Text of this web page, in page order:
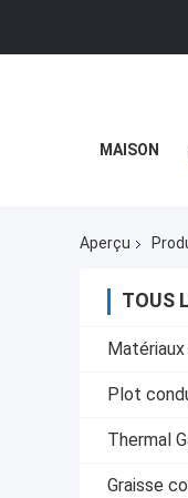
MAISON
Aperçu
TOUS
Plot
Thermal
Graisse